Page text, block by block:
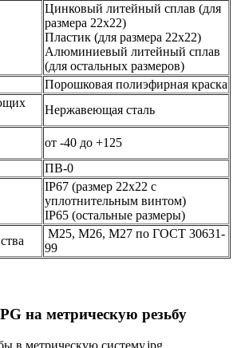
Цинковый литейный сплав (для
размера 22х22)
Пластик (для размера 22х22)
Алюминиевый литейный сплав
(для остальных размеров)
Порошковая полиэфирная краска
Нержавеющая сталь
от -40 до +125
ПВ-0
IP67 (размер 22х22 с
уплотнительным винтом)
IP65 (остальные размеры)
М25, М26, М27 по ГОСТ 30631-
99
на метрическую резьбу